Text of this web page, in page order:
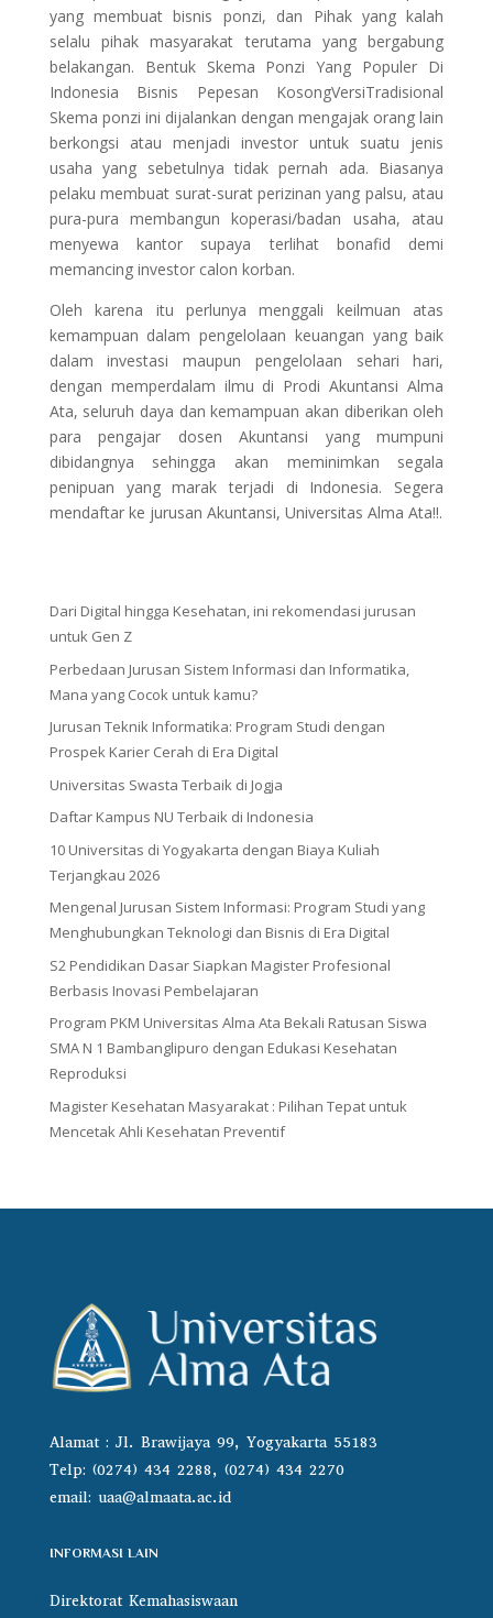
yang membuat bisnis ponzi, dan Pihak yang kalah
selalu pihak masyarakat terutama yang bergabung
belakangan. Bentuk Skema Ponzi Yang Populer Di
Indonesia Bisnis Pepesan KosongVersiTradisional
Skema ponzi ini dijalankan dengan mengajak orang lain
berkongsi atau menjadi investor untuk suatu jenis
usaha yang sebetulnya tidak pernah ada. Biasanya
pelaku membuat surat-surat perizinan yang palsu, atau
pura-pura membangun koperasi/badan usaha, atau
menyewa kantor supaya terlihat bonafid demi
memancing investor calon korban.
Oleh karena itu perlunya menggali keilmuan atas
kemampuan dalam pengelolaan keuangan yang baik
dalam investasi maupun pengelolaan sehari hari,
dengan memperdalam ilmu di Prodi Akuntansi Alma
Ata, seluruh daya dan kemampuan akan diberikan oleh
para pengajar dosen Akuntansi yang mumpuni
dibidangnya sehingga akan meminimkan segala
penipuan yang marak terjadi di Indonesia. Segera
mendaftar ke jurusan Akuntansi, Universitas Alma Ata!!.
Dari Digital hingga Kesehatan, ini rekomendasi jurusan
untuk Gen Z
Perbedaan Jurusan Sistem Informasi dan Informatika,
Mana yang Cocok untuk kamu?
Jurusan Teknik Informatika: Program Studi dengan
Prospek Karier Cerah di Era Digital
Universitas Swasta Terbaik di Jogja
Daftar Kampus NU Terbaik di Indonesia
10 Universitas di Yogyakarta dengan Biaya Kuliah
Terjangkau 2026
Mengenal Jurusan Sistem Informasi: Program Studi yang
Menghubungkan Teknologi dan Bisnis di Era Digital
S2 Pendidikan Dasar Siapkan Magister Profesional
Berbasis Inovasi Pembelajaran
Program PKM Universitas Alma Ata Bekali Ratusan Siswa
SMA N 1 Bambanglipuro dengan Edukasi Kesehatan
Reproduksi
Magister Kesehatan Masyarakat : Pilihan Tepat untuk
Mencetak Ahli Kesehatan Preventif
Alamat : Jl. Brawijaya 99, Yogyakarta 55183
Telp: (0274) 434 2288, (0274) 434 2270
email: uaa@almaata.ac.id
INFORMASI LAIN
Direktorat Kemahasiswaan